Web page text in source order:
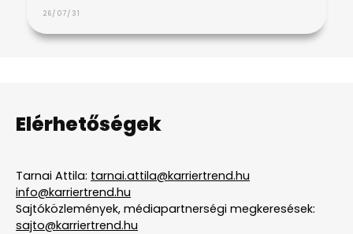
26/07/31
Elérhetőségek
Tarnai Attila: tarnai.attila@karriertrend.hu
info@karriertrend.hu
Sajtóközlemények, médiapartnerségi megkeresések:
sajto@karriertrend.hu